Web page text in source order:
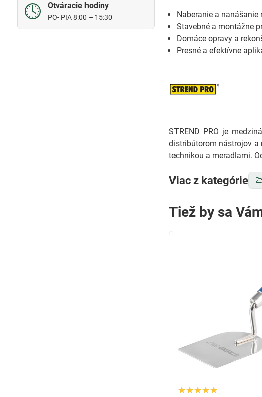
Naberanie a
Stavebné a montážne
Domáce opravy a
Presné a efektívne
STREND PRO je
distribútorom nástrojov a
technikou a meradlami.
Viac z kategórie
Tiež by sa
Otváracie hodiny
PO- PIA 8:00 – 15:30